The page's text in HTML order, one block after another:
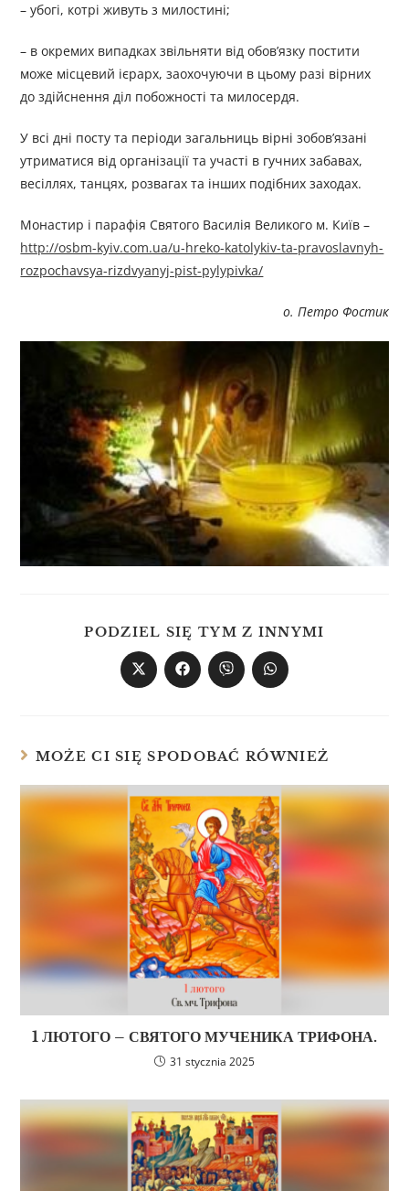
– убогі, котрі живуть з милостині;
– в окремих випадках звільняти від обов’язку постити
може місцевий ієрарх, заохочуючи в цьому разі вірних
до здійснення діл побожності та милосердя.
У всі дні посту та періоди загальниць вірні зобов’язані
утриматися від організації та участі в гучних забавах,
весіллях, танцях, розвагах та інших подібних заходах.
Монастир і парафія Святого Василія Великого м. Київ –
http://osbm-kyiv.com.ua/u-hreko-katolykiv-ta-pravoslavnyh-
rozpochavsya-rizdvyanyj-pist-pylypivka/
о. Петро Фостик
PODZIEL SIĘ TYM Z INNYMI
MOŻE CI SIĘ SPODOBAĆ RÓWNIEŻ
1 ЛЮТОГО – СВЯТОГО МУЧЕНИКА ТРИФОНА.
31 stycznia 2025